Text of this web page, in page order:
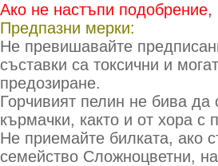
Ако не настъпи подобрение,
Предпазни мерки:
Не превишавайте
съставки са токсични и
предозиране.
Горчивият пелин не бива
кърмачки, както и от хора
Не приемайте билката, ако
семейство Сложноцветни,